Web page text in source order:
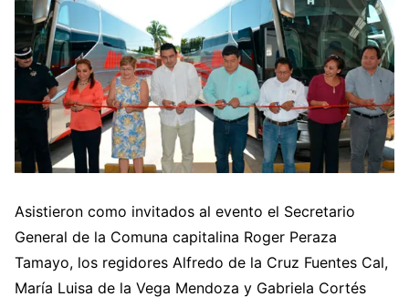
Asistieron como invitados al evento el Secretario
General de la Comuna capitalina Roger Peraza
Tamayo, los regidores Alfredo de la Cruz Fuentes Cal,
María Luisa de la Vega Mendoza y Gabriela Cortés